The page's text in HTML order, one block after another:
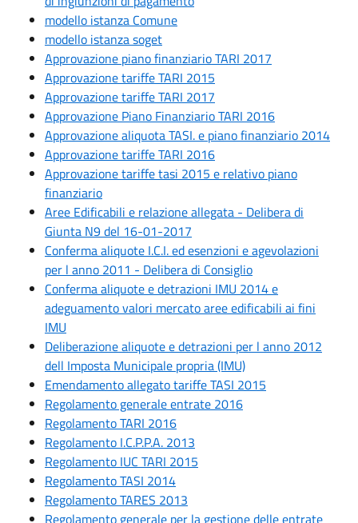
modello istanza Comune
modello istanza soget
Approvazione piano finanziario TARI 2017
Approvazione tariffe TARI 2015
Approvazione tariffe TARI 2017
Approvazione Piano Finanziario TARI 2016
Approvazione aliquota TASI. e piano finanziario 2014
Approvazione tariffe TARI 2016
Approvazione tariffe tasi 2015 e relativo piano
finanziario
Aree Edificabili e relazione allegata - Delibera di
Giunta N9 del 16-01-2017
Conferma aliquote I.C.I. ed esenzioni e agevolazioni
per l anno 2011 - Delibera di Consiglio
Conferma aliquote e detrazioni IMU 2014 e
adeguamento valori mercato aree edificabili ai fini
IMU
Deliberazione aliquote e detrazioni per l anno 2012
dell Imposta Municipale propria (IMU)
Emendamento allegato tariffe TASI 2015
Regolamento generale entrate 2016
Regolamento TARI 2016
Regolamento I.C.P.P.A. 2013
Regolamento IUC TARI 2015
Regolamento TASI 2014
Regolamento TARES 2013
Regolamento generale per la gestione delle entrate